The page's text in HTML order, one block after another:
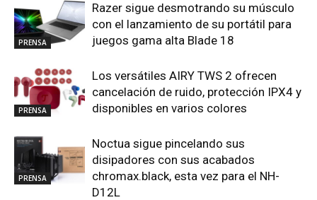
PRENSA
Razer sigue desmotrando su músculo
con el lanzamiento de su portátil para
juegos gama alta Blade 18
PRENSA
Los versátiles AIRY TWS 2 ofrecen
cancelación de ruido, protección IPX4 y
disponibles en varios colores
PRENSA
Noctua sigue pincelando sus
disipadores con sus acabados
chromax.black, esta vez para el NH-
D12L